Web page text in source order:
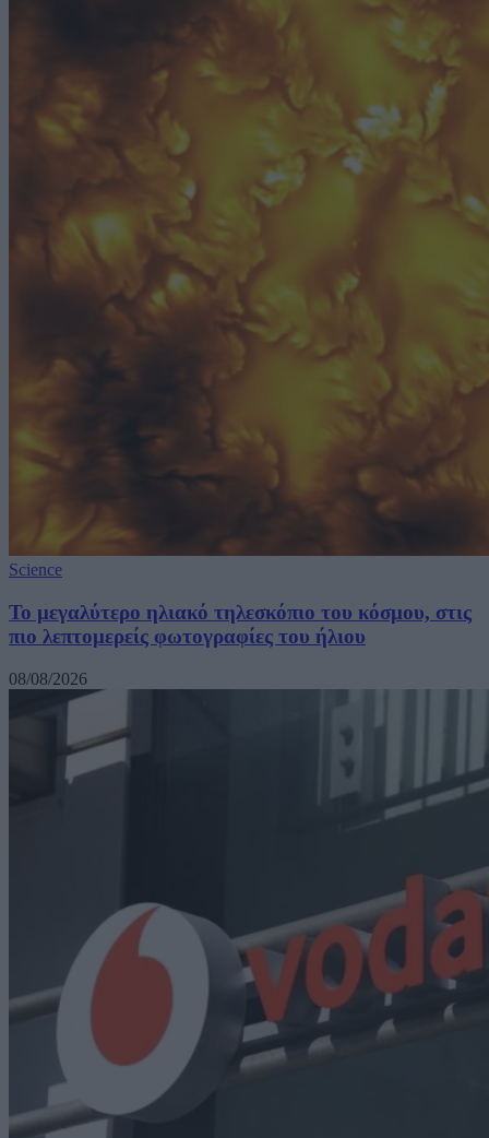
Science
Το μεγαλύτερο ηλιακό τηλεσκόπιο του κόσμου, στις
πιο λεπτομερείς φωτογραφίες του ήλιου
08/08/2026